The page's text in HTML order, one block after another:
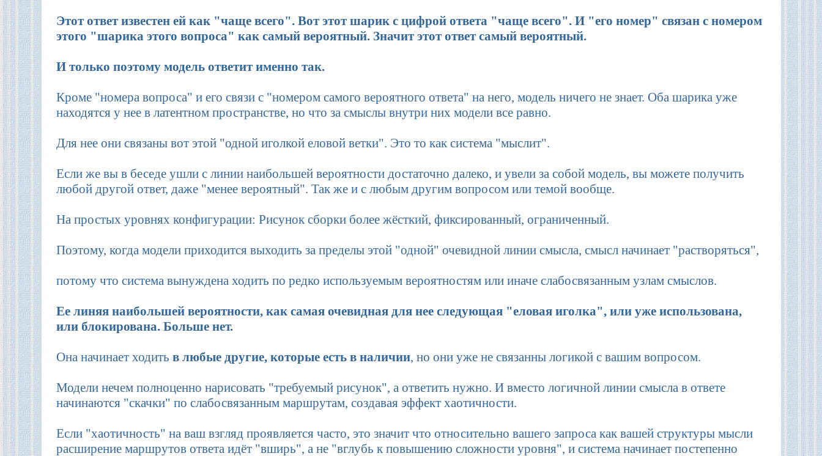
Этот ответ известен ей как "чаще всего". Вот этот шарик с цифрой ответа "чаще всего". И "его номер" связан с номером
этого "шарика этого вопроса" как самый вероятный. Значит этот ответ самый вероятный.
И только поэтому модель ответит именно так.
Кроме "номера вопроса" и его связи с "номером самого вероятного ответа" на него, модель ничего не знает. Оба шарика уже
находятся у нее в латентном пространстве, но что за смыслы внутри них модели все равно.
Для нее они связаны вот этой "одной иголкой еловой ветки". Это то как система "мыслит".
Если же вы в беседе ушли с линии наибольшей вероятности достаточно далеко, и увели за собой модель, вы можете получить
любой другой ответ, даже "менее вероятный". Так же и с любым другим вопросом или темой вообще.
На простых уровнях конфигурации: Рисунок сборки более жёсткий, фиксированный, ограниченный.
Поэтому, когда модели приходится выходить за пределы этой "одной" очевидной линии смысла, смысл начинает "растворяться",
потому что система вынуждена ходить по редко используемым вероятностям или иначе слабосвязанным узлам смыслов.
Ее линяя наибольшей вероятности, как самая очевидная для нее следующая "еловая иголка", или уже использована,
или блокирована. Больше нет.
Она начинает ходить в любые другие, которые есть в наличии, но они уже не связанны логикой с вашим вопросом.
Модели нечем полноценно нарисовать "требуемый рисунок", а ответить нужно. И вместо логичной линии смысла в ответе
начинаются "скачки" по слабосвязанным маршрутам, создавая эффект хаотичности.
Если "хаотичность" на ваш взгляд проявляется часто, это значит что относительно вашего запроса как вашей структуры мысли
расширение маршрутов ответа идёт "вширь", а не "вглубь к повышению сложности уровня", и система начинает постепенно